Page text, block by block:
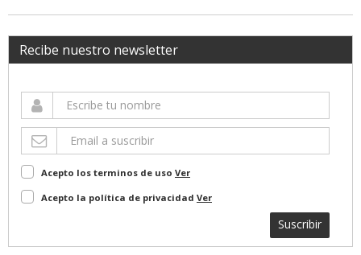
Recibe nuestro newsletter
Acepto los terminos de uso Ver
Acepto la política de privacidad Ver
Suscribir